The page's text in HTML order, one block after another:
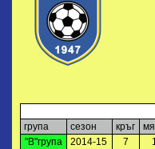
група
сезон кръг
"В"група
2014-15 7